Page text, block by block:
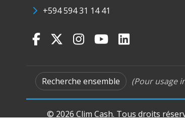
+594 594 31 14 41
Recherche ensemble (Pour usage
© 2026 Clim Cash. Tous droits